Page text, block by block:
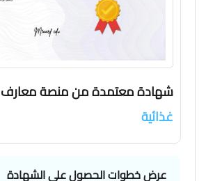
شهادة معتمدة من منصة
غذائية
عرض خطوات الحصول علي الشهادة